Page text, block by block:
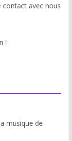
contact avec nous
!
musique de